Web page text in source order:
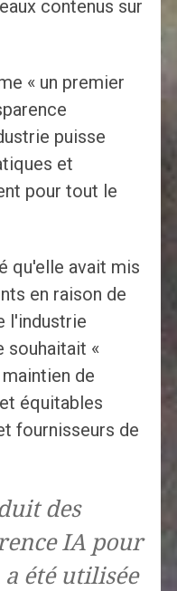
contenus sur
« un premier
puisse
et
pour tout le
qu'elle avait mis
en raison de
l'industrie
souhaitait «
de
équitables
fournisseurs de
des
IA pour
été utilisée